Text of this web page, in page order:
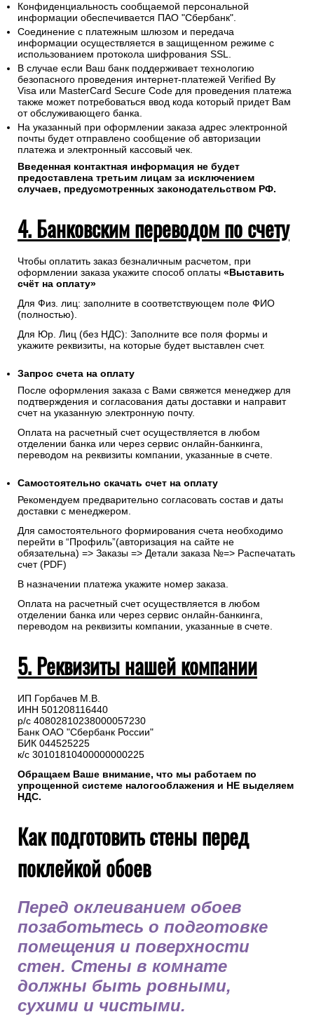
Конфиденциальность сообщаемой персональной
информации обеспечивается ПАО "Сбербанк".
Соединение с платежным шлюзом и передача
информации осуществляется в защищенном режиме с
использованием протокола шифрования SSL.
В случае если Ваш банк поддерживает технологию
безопасного проведения интернет-платежей Verified By
Visa или MasterCard Secure Code для проведения платежа
также может потребоваться ввод кода который придет Вам
от обслуживающего банка.
На указанный при оформлении заказа адрес электронной
почты будет отправлено сообщение об авторизации
платежа и электронный кассовый чек.
Введенная контактная информация не будет
предоставлена третьим лицам за исключением
случаев, предусмотренных законодательством РФ.
4. Банковским переводом по счету
Чтобы оплатить заказ безналичным расчетом, при
оформлении заказа укажите способ оплаты «Выставить
счёт на оплату»
Для Физ. лиц: заполните в соответствующем поле ФИО
(полностью).
Для Юр. Лиц (без НДС): Заполните все поля формы и
укажите реквизиты, на которые будет выставлен счет.
Запрос счета на оплату
После оформления заказа с Вами свяжется менеджер для
подтверждения и согласования даты доставки и направит
счет на указанную электронную почту.
Оплата на расчетный счет осуществляется в любом
отделении банка или через сервис онлайн-банкинга,
переводом на реквизиты компании, указанные в счете.
Самостоятельно скачать счет на оплату
Рекомендуем предварительно согласовать состав и даты
доставки с менеджером.
Для самостоятельного формирования счета необходимо
перейти в “Профиль”(авторизация на сайте не
обязательна) => Заказы => Детали заказа №=> Распечатать
счет (PDF)
В назначении платежа укажите номер заказа.
Оплата на расчетный счет осуществляется в любом
отделении банка или через сервис онлайн-банкинга,
переводом на реквизиты компании, указанные в счете.
5. Реквизиты нашей компании
ИП Горбачев М.В.
ИНН 501208116440
р/с 40802810238000057230
Банк ОАО "Сбербанк России"
БИК 044525225
к/с 30101810400000000225
Обращаем Ваше внимание, что мы работаем по
упрощенной системе налогооблажения и НЕ выделяем
НДС.
Как подготовить стены перед
поклейкой обоев
Перед оклеиванием обоев
позаботьтесь о подготовке
помещения и поверхности
стен. Стены в комнате
должны быть ровными,
сухими и чистыми.